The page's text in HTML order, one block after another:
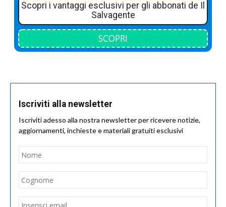
Scopri i vantaggi esclusivi per gli abbonati de Il
Salvagente
SCOPRI
Iscriviti alla newsletter
Iscriviti adesso alla nostra newsletter per ricevere notizie,
aggiornamenti, inchieste e materiali gratuiti esclusivi
Nome
Email